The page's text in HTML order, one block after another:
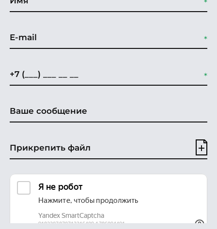
Прикрепить файл